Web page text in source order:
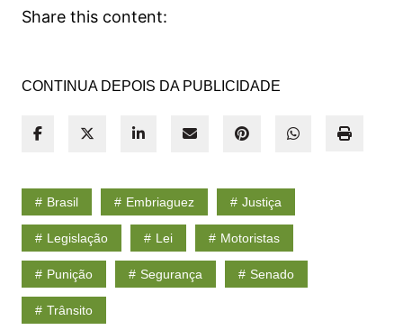
Share this content:
CONTINUA DEPOIS DA PUBLICIDADE
Brasil Embriaguez Justiça
Legislação Lei Motoristas
Punição Segurança Senado
Trânsito